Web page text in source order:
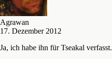
Agrawan
17. Dezember 2012
Ja, ich habe ihn für Tseakal verfasst.